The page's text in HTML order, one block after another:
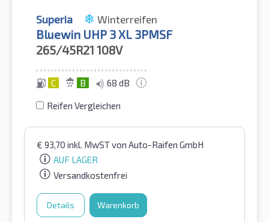
Superia Winterreifen
Bluewin UHP 3 XL 3PMSF
265/45R21 108V
C B 68 dB
Reifen Vergleichen
€ 93,70 inkl. MwSTvon Auto-Raifen GmbH
AUF LAGER
Versandkostenfrei
Details Warenkorb